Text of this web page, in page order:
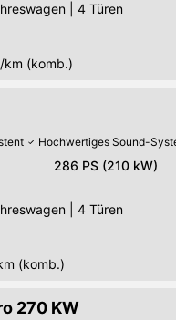
4 Türen
/km (komb.)
Hochwertiges Sound-
286 PS (210 kW)
4 Türen
(komb.)
270 KW